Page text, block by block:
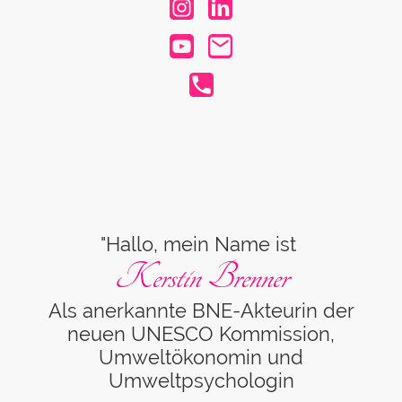
"Hallo, mein Name ist
Kerstin Brenner
Als anerkannte BNE-Akteurin der
neuen UNESCO Kommission,
Umweltökonomin und
Umweltpsychologin